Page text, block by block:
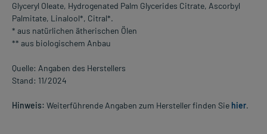
Glyceryl Oleate, Hydrogenated Palm Glycerides Citrate, Ascorbyl
Palmitate, Linalool*, Citral*.
* aus natürlichen ätherischen Ölen
** aus biologischem Anbau
Quelle: Angaben des Herstellers
Stand: 11/2024
Hinweis: Weiterführende Angaben zum Hersteller finden Sie hier.